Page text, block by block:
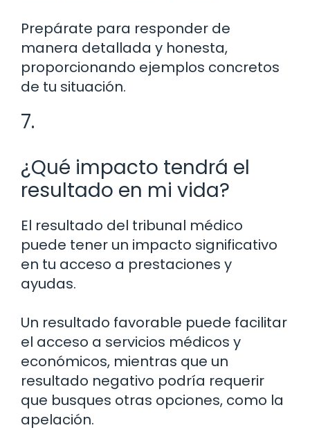
Prepárate para responder de
manera detallada y honesta,
proporcionando ejemplos concretos
de tu situación.
7.
¿Qué impacto tendrá el
resultado en mi vida?
El resultado del tribunal médico
puede tener un impacto significativo
en tu acceso a prestaciones y
ayudas.
Un resultado favorable puede facilitar
el acceso a servicios médicos y
económicos, mientras que un
resultado negativo podría requerir
que busques otras opciones, como la
apelación.